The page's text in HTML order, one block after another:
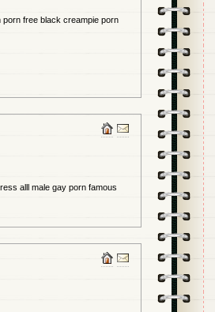
free black creampie porn
alll male gay porn famous